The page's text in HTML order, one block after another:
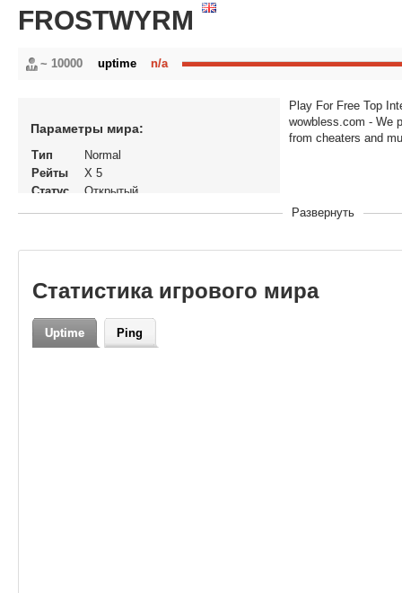
FROSTWYRM
~ 10000 n/a
uptime
Параметры мира:
Тип
Normal
Рейты
X 5
Статус
Открытый
Перенос Да
Теги
wow, pvp, 3.3.5, pve, 3.3.5a, wrath
of the..., x5, 3.3.5.a, world of
Play For Free Top
wowbless.com - We
from cheaters and
Развернуть
Статистика игрового мира
Uptime Ping